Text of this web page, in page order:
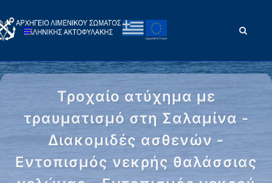
Τροχαίο ατύχημα με
τραυματισμό στη Σαλαμίνα -
Διακομιδές ασθενών -
Εντοπισμός νεκρής θαλάσσιας